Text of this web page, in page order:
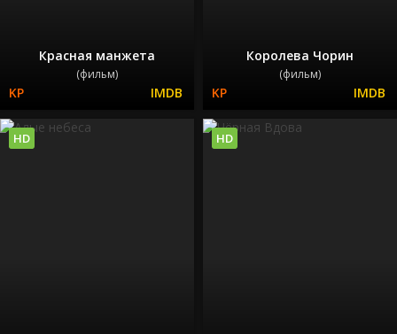
Красная манжета
(фильм)
Королева Чорин
(фильм)
HD HD